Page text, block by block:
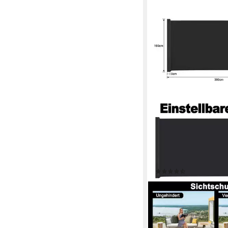
FIVMEN
Sichtschutz Markise
ab 62,99 € UVP129,98
-52%
lieferbar - in 5-6